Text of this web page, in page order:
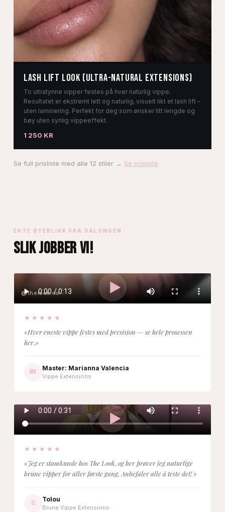
Lash lift look (ultra-natural extensions)
To ultratynne vipper festes på hver naturlig vippe.
Resultatet er ekstremt lett og naturlig, visuelt likt et lash lift –
uten laminering. Perfekt for deg som ønsker litt lengde og
bøy uten synlig vippeeffekt.
1 250 KR
Se full prisliste med alle 12 stiler → Se prisliste
EKTE ØYEBLIKK FRA SALONGEN
SLIK JOBBER VI!
@thelook.no
★★★★★
«Hver eneste vippe festes med presisjon — se hele prosessen
her.»
MR
Master: Marianna Valencia
Vippe Extensions
★★★★★
«Jeg er stamkunde hos The Look, og her prøver jeg naturlige
brune vipper for aller første gang. Anbefaler alle å teste det! »
TL
Tolou
Brune Vippe Extensions